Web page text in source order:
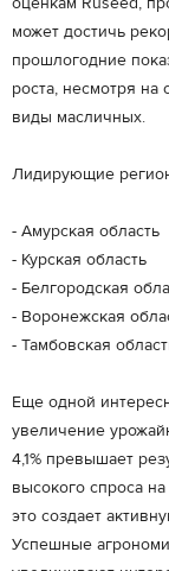
может достичь
прошлогодние
роста, несмотря на
виды масличных.
Лидирующие
- Амурская область
- Курская область
- Белгородская
- Воронежская
- Тамбовская
Еще одной
увеличение
4,1% превышает
высокого спроса
это создает
Успешные